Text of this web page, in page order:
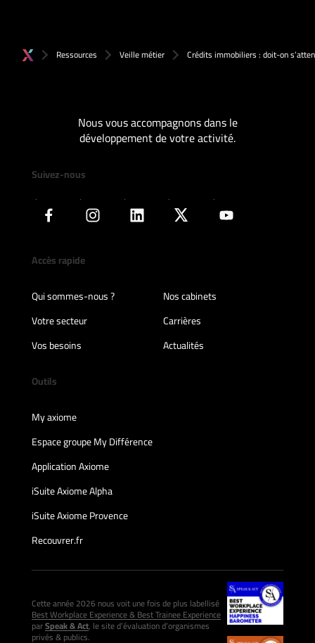
Ressources Veille métier Crédits immobiliers : doit-on
Nous vous accompagnons dans le
développement de votre activité.
Suivez-nous
Accès rapide
Qui sommes-nous ?
Nos cabinets
Votre secteur
Carrières
Vos besoins
Actualités
Outils
My axiome
Espace groupe My Différence
Application Axiome
iSuite Axiome Alpha
iSuite Axiome Provence
Recouvrer.fr
Cette année 2026 nous voit une fois de plus labellisé
Best Workplace Experience & Best Trainee Experience
parSpeak & Act, le site d’évaluation d’organismes
privés & publics.